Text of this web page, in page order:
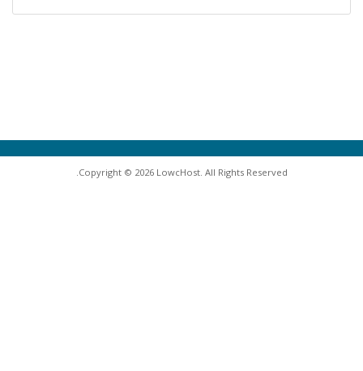
Copyright © 2026 LowcHost. All Rights Reserved.